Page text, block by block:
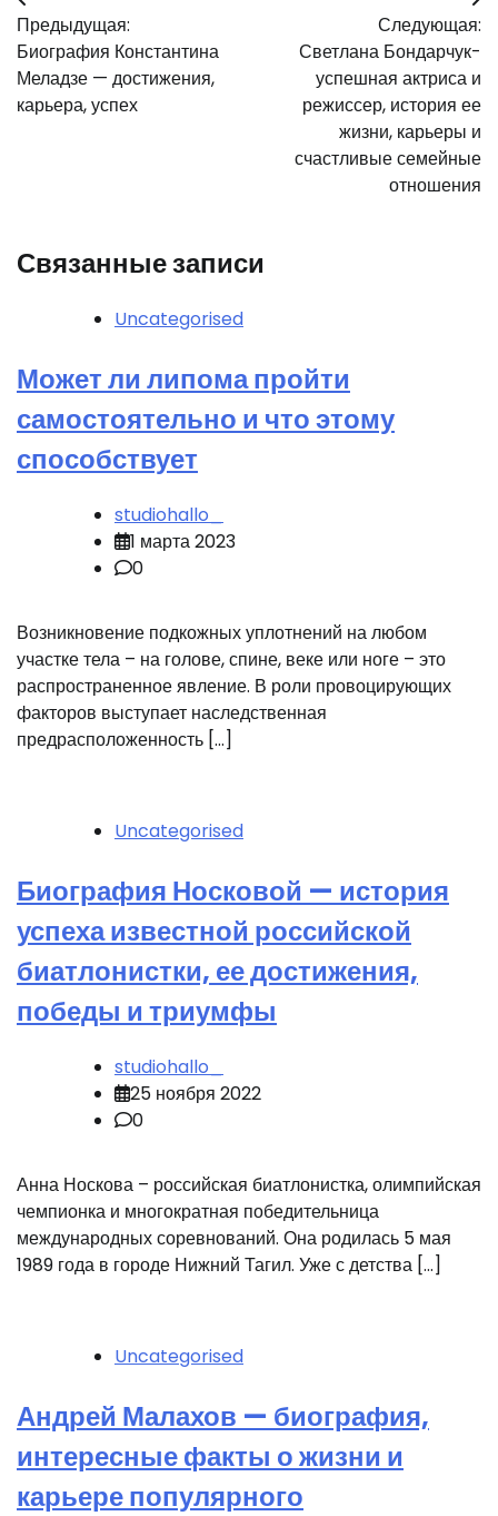
по
записям
Предыдущая:
Биография Константина
Меладзе — достижения,
карьера, успех
Следующая:
Светлана Бондарчук-
успешная актриса и
режиссер, история ее
жизни, карьеры и
счастливые семейные
отношения
Связанные записи
Uncategorised
Может ли липома пройти
самостоятельно и что этому
способствует
studiohallo_
1 марта 2023
0
Возникновение подкожных уплотнений на любом
участке тела – на голове, спине, веке или ноге – это
распространенное явление. В роли провоцирующих
факторов выступает наследственная
предрасположенность […]
Uncategorised
Биография Носковой — история
успеха известной российской
биатлонистки, ее достижения,
победы и триумфы
studiohallo_
25 ноября 2022
0
Анна Носкова – российская биатлонистка, олимпийская
чемпионка и многократная победительница
международных соревнований. Она родилась 5 мая
1989 года в городе Нижний Тагил. Уже с детства […]
Uncategorised
Андрей Малахов — биография,
интересные факты о жизни и
карьере популярного